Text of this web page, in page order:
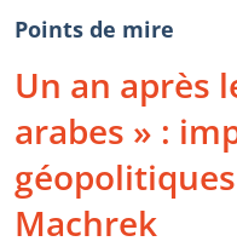
Points de mire
Un an après
arabes » :
Machrek